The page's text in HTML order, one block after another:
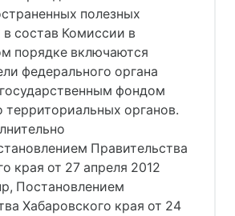
полезных
состав Комиссии в
порядке включаются
федерального органа
фондом
территориальных органов.
Правительства
края от 27 апреля 2012
Постановлением
Хабаровского края от 24